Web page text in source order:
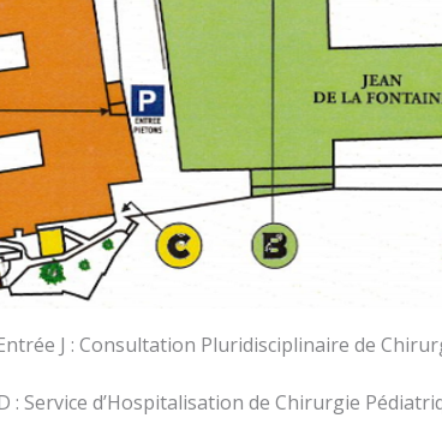
J : Consultation Pluridisciplinaire de
: Service d’Hospitalisation de Chirurgie